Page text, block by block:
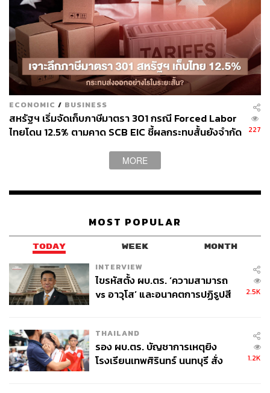
และนโยบายรัฐบาลใหม่ ความเสี่ยง ESG ที่สำคัญคือ การ
บริหารจัดการพลังงานและของเสีย ผลิตภัณฑ์ที่ยั่งยืน (E) และ
การบริหารจัดการคุณภาพผลิตภัณฑ์ แนวปฏิบัติด้านการจ้าง
งาน และความปลอดภัยของข้อมูล (S)
ข่าวที่เกี่ยวข้อง:
HMPRO – 3Q67 กำไรเป็นไปตามที่ตลาดคาด:https://www.i
nnovestx.co.th/cafeinvest/research/company-analysis/com
pany-update/hmpro-20241030
สามารถติดตาม THE STANDARD WEALTH
TAGS: InnovestX Research การลงทุน
ตลาดหุ้นไทย
หุ้นไทย
Market Focus
บมจ.โฮม โปรดักส์เซ็นเตอร์
ECONOMIC / BUSINESS
สหรัฐฯ เริ่มจัดเก็บภาษีมาตรา 301 กรณี Forced Labor
ไทยโดน 12.5% ตามคาด SCB EIC ชี้ผลกระทบสั้นยังจำกัด
227
MORE
MOST POPULAR
TODAY WEEK MONTH
INTERVIEW
ไขรหัสตั้ง ผบ.ตร. ‘ความสามารถ
vs อาวุโส’ และอนาคตการปฏิรูปสี
2.5K
THAILAND
รอง ผบ.ตร. บัญชาการเหตุยิง
โรงเรียนเทพศิรินทร์ นนทบุรี สั่ง
1.2K